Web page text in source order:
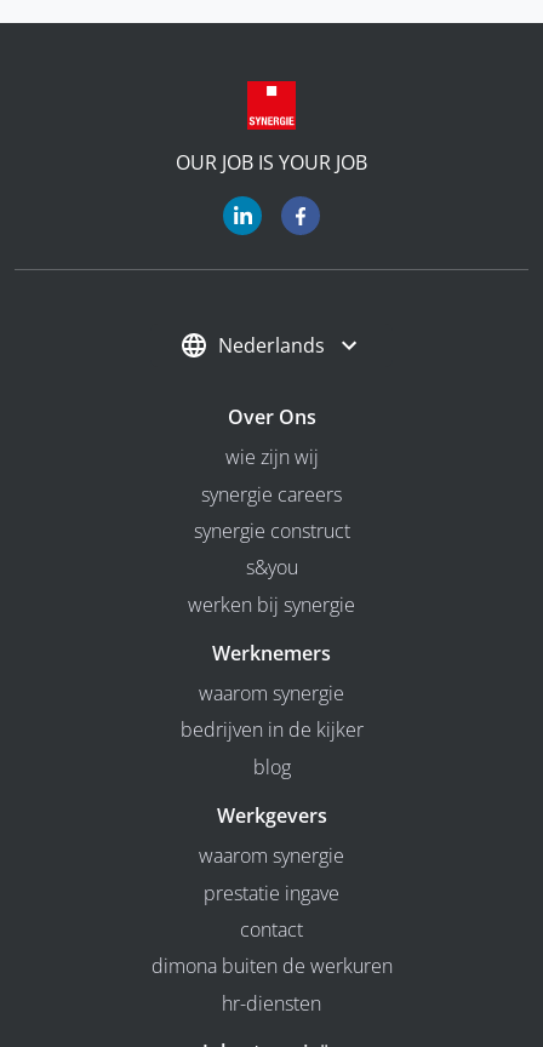
OUR JOB IS YOUR JOB
Nederlands
Over Ons
wie zijn wij
synergie careers
synergie construct
s&you
werken bij synergie
Werknemers
waarom synergie
bedrijven in de kijker
blog
Werkgevers
waarom synergie
prestatie ingave
contact
dimona buiten de werkuren
hr-diensten